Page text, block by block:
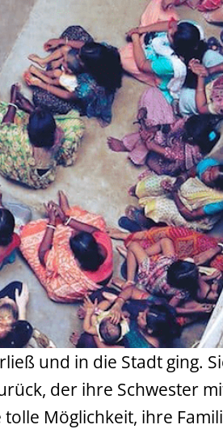
und in die Stadt ging.
der ihre Schwester
Möglichkeit, ihre